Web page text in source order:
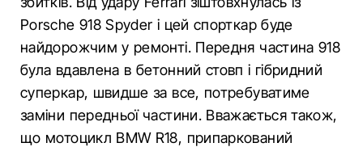
Porsche 918 Spyder і цей спорткар буде
найдорожчим у ремонті. Передня частина 918
була вдавлена ​​в бетонний стовп і гібридний
суперкар, швидше за все, потребуватиме
заміни передньої частини. Вважається також,
що мотоцикл BMW R18, припаркований